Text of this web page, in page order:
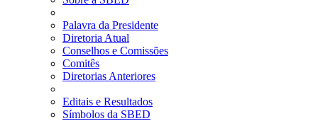
Palavra da Presidente
Diretoria Atual
Conselhos e Comissões
Comitês
Diretorias Anteriores
Editais e Resultados
Símbolos da SBED